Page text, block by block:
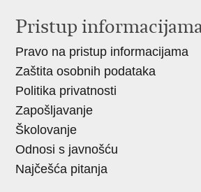
Pristup
Pravo na pristup informacijama
Zaštita osobnih podataka
Politika privatnosti
Zapošljavanje
Školovanje
Odnosi s javnošću
Najčešća pitanja